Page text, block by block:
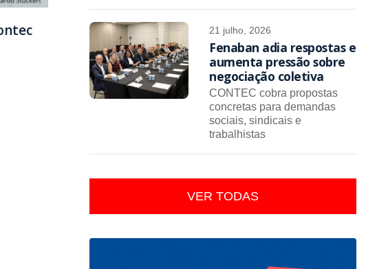
21 julho, 2026
Fenaban adia respostas e
aumenta pressão sobre
negociação coletiva
CONTEC cobra propostas
concretas para demandas
sociais, sindicais e
trabalhistas
VER TODAS